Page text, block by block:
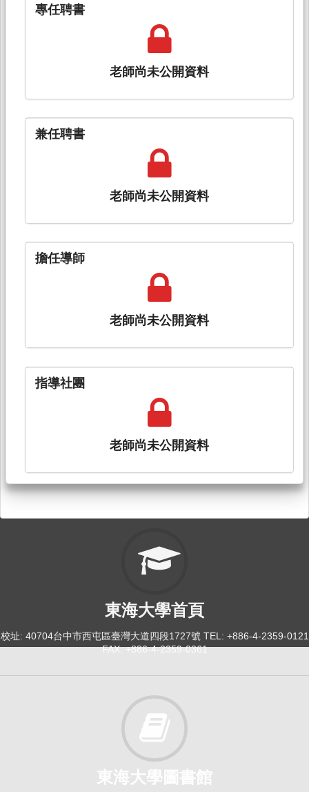
專任聘書
老師尚未公開資料
兼任聘書
老師尚未公開資料
擔任導師
老師尚未公開資料
指導社團
老師尚未公開資料
東海大學首頁
校址: 40704台中市西屯區臺灣大道四段1727號 TEL: +886-4-2359-0121
FAX: +886-4-2359-0361
東海大學圖書館